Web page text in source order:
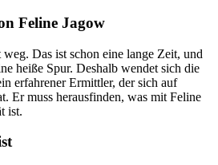
Feline Jagow
Das ist schon eine lange Zeit, und
heiße Spur. Deshalb wendet sich die
erfahrener Ermittler, der sich auf
Er muss herausfinden, was mit Feline
ist.